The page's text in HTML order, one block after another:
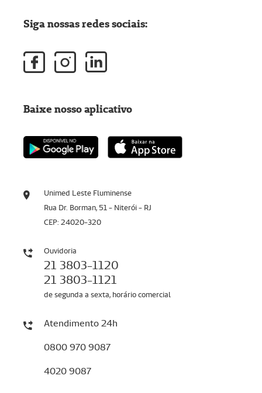
Unimed Leste Fluminense
Rua Dr. Borman, 51 - Niterói - RJ
CEP: 24020-320
Ouvidoria
21 3803-1120
21 3803-1121
de segunda a sexta, horário comercial
Atendimento 24h
0800 970 9087
4020 9087
Siga nossas redes sociais:
Baixe nosso aplicativo